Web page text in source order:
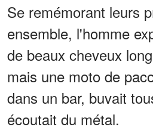
Se remémorant leurs
ensemble, l'homme
de beaux cheveux
mais une moto de
dans un bar, buvait
écoutait du métal.